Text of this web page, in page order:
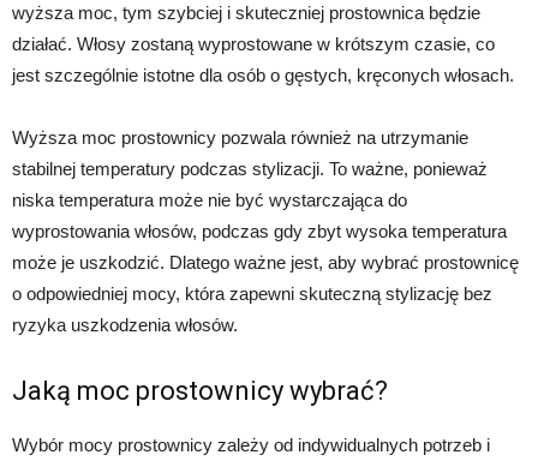
wyższa moc, tym szybciej i skuteczniej prostownica będzie
działać. Włosy zostaną wyprostowane w krótszym czasie, co
jest szczególnie istotne dla osób o gęstych, kręconych włosach.
Wyższa moc prostownicy pozwala również na utrzymanie
stabilnej temperatury podczas stylizacji. To ważne, ponieważ
niska temperatura może nie być wystarczająca do
wyprostowania włosów, podczas gdy zbyt wysoka temperatura
może je uszkodzić. Dlatego ważne jest, aby wybrać prostownicę
o odpowiedniej mocy, która zapewni skuteczną stylizację bez
ryzyka uszkodzenia włosów.
Jaką moc prostownicy wybrać?
Wybór mocy prostownicy zależy od indywidualnych potrzeb i